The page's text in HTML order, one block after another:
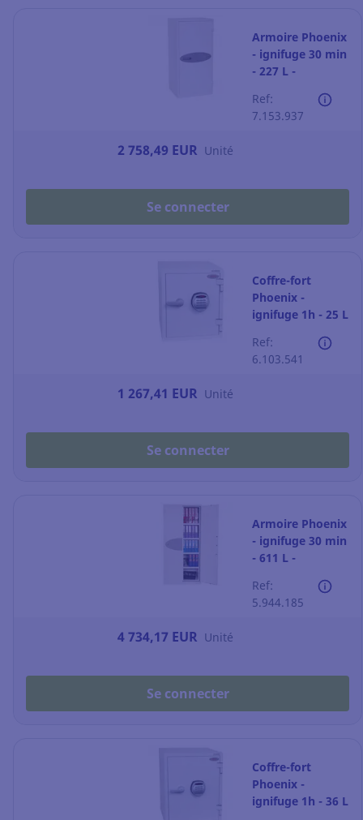
Armoire Phoenix
- ignifuge 30 min
- 227 L -
Ref:
7.153.937
2 758,49 EUR Unité
Se connecter
Coffre-fort
Phoenix -
ignifuge 1h - 25 L
code
Ref:
6.103.541
1 267,41 EUR Unité
Se connecter
Armoire Phoenix
- ignifuge 30 min
- 611 L -
Ref:
5.944.185
4 734,17 EUR Unité
Se connecter
Coffre-fort
Phoenix -
ignifuge 1h - 36 L